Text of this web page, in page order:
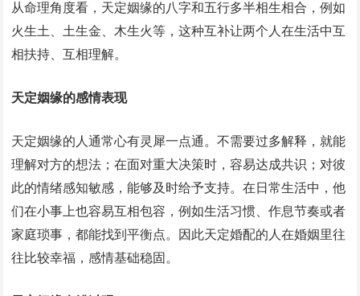
从命理角度看，天定姻缘的八字和五行多半相生相合，例如
火生土、土生金、木生火等，这种互补让两个人在生活中互
相扶持、互相理解。
天定姻缘的感情表现
天定姻缘的人通常心有灵犀一点通。不需要过多解释，就能
理解对方的想法；在面对重大决策时，容易达成共识；对彼
此的情绪感知敏感，能够及时给予支持。在日常生活中，他
们在小事上也容易互相包容，例如生活习惯、作息节奏或者
家庭琐事，都能找到平衡点。因此天定婚配的人在婚姻里往
往比较幸福，感情基础稳固。